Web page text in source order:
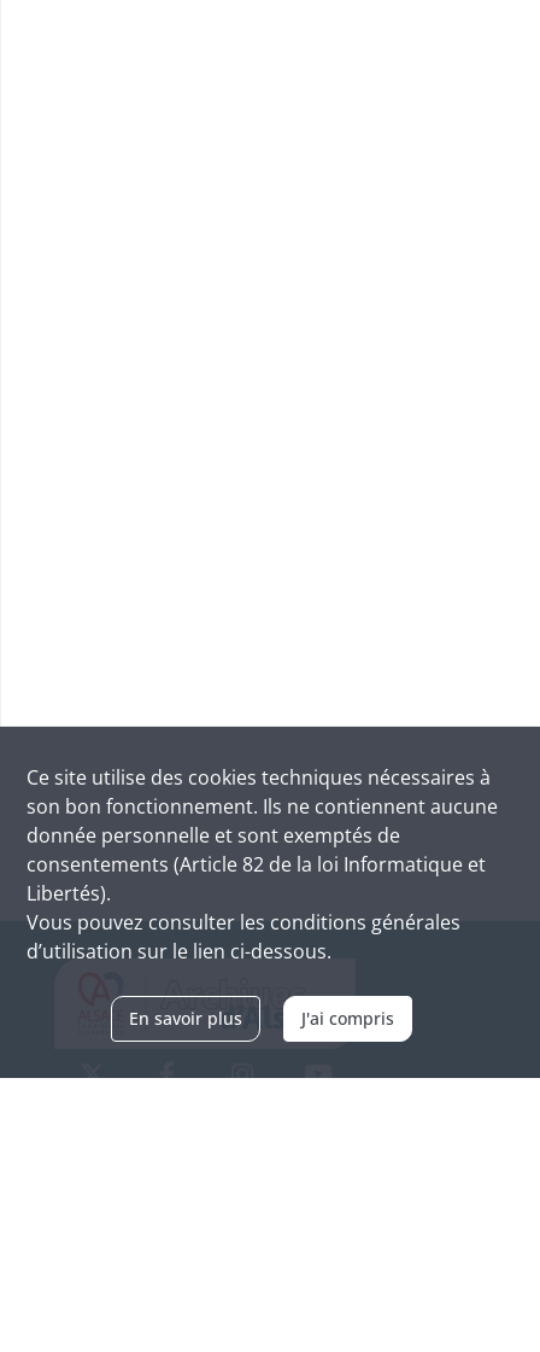
Ce site utilise des cookies techniques nécessaires à
son bon fonctionnement. Ils ne contiennent aucune
donnée personnelle et sont exemptés de
consentements (Article 82 de la loi Informatique et
Libertés).
Vous pouvez consulter les conditions générales
d’utilisation sur le lien ci-dessous.
En savoir plus J'ai compris